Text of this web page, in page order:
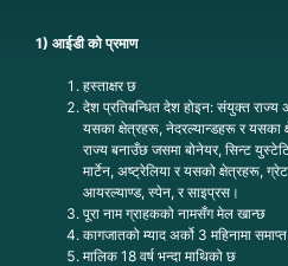
1) आईडी को प्रमाण
हस्ताक्षर छ
देश प्रतिबन्धित देश होइन: संयुक्त राज्य
यसका क्षेत्रहरू, नेदरल्यान्डहरू र
राज्य बनाउँछ जसमा बोनेयर, सिन्ट
मार्टेन, अष्ट्रेलिया र यसको क्षेत्रहरू,
आयरल्याण्ड, स्पेन, र साइप्रस।
पूरा नाम ग्राहकको नामसँग मेल खान्छ
कागजातको म्याद अर्को 3 महिनामा
मालिक 18 वर्ष भन्दा माथिको छ